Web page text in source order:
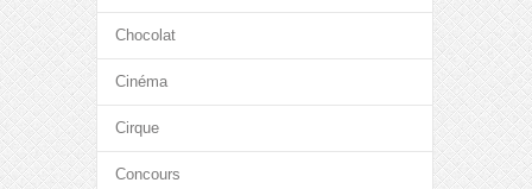
Chocolat
Cinéma
Cirque
Concours